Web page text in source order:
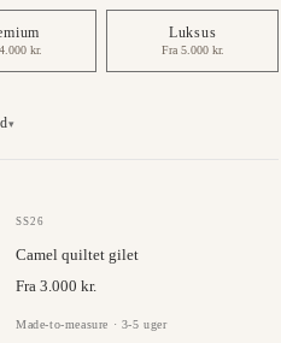
kr.
Luksus
Fra 5.000 kr.
▾
SS26
Camel quiltet gilet
Fra 3.000 kr.
Made-to-measure · 3-5 uger